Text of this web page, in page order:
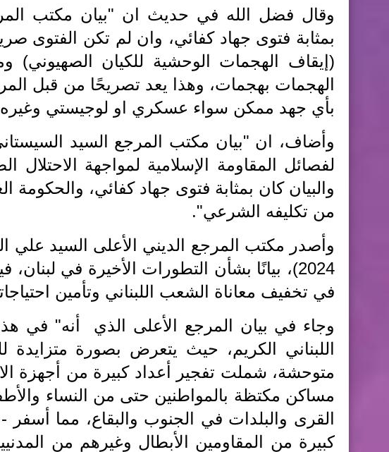
وقال فضل الله في حديث ان "بيان مكتب
بمثابة فتوى جهاد كفائي، وان لم تكن الفتوى
(إيقاف الهجمات الوحشية للكيان
الهجمات بهجمات، وهذا يعد تصريحًا من قبل
بأي جهد ممكن سواء عسكري او لوجيستي
وأضاف، ان "بيان مكتب المرجع السيد
لفصائل المقاومة الإسلامية لمواجهة الاحتلال
والبيان كان بمثابة فتوى جهاد كفائي، والحكومة
من تكليفه الشرعي".
2024)، بيانًا بشأن التطورات الأخيرة في
في تخفيف معاناة الشعب اللبناني وتأمين
وجاء في بيان المرجع الأعلى الذي أنه" في
اللبناني الكريم، حيث يتعرض بصورة متزايدة
متوحشة، شملت تفجير أعداد كبيرة من أجهزة
مساكن مكتظة بالمواطنين حتى من النساء
القرى والبلدات في الجنوب والبقاع، مما
كبيرة من المقاومين الأبطال وغيرهم من